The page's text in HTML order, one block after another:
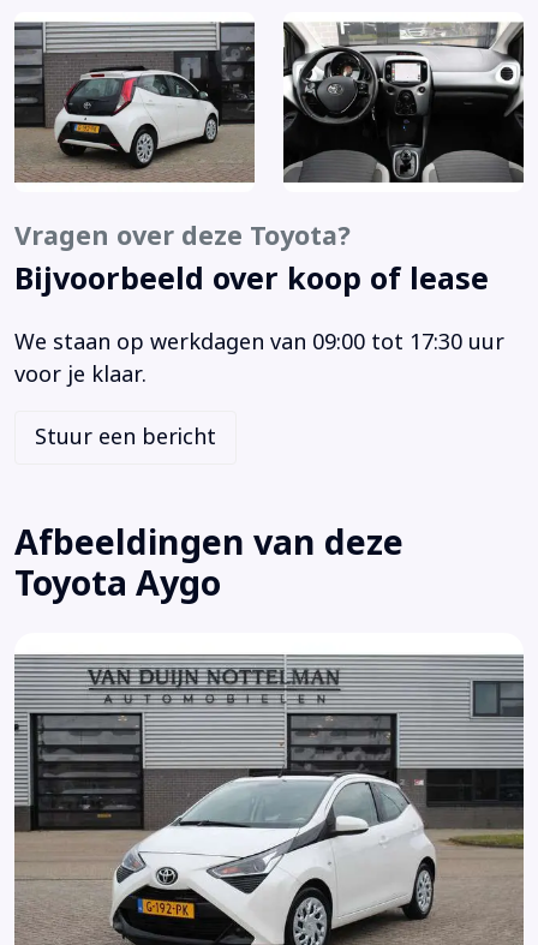
Alarm klasse 1(startblokkering)
Anti Blokkeer Systeem
Anti doorSlip Regeling
Bandenspanningscontrolesysteem
Bestuurdersstoel in hoogte verstelbaar
Bluetooth
Buitenspiegels elektrisch verstel- en verwarmbaar
Buitenspiegels in carrosseriekleur
Elektrische ramen voor
Elektrisch vouwdak
Elektronisch Stabiliteits Programma
LED dagrijverlichting
Multimedia-voorbereiding
Spraakbediening
Stuurbekrachtiging
Stuur en versnellingspook (kunst)leder
Stuur multifunctioneel
Stuur verstelbaar
Uitstelbare zijruiten achter
Vragen over deze Toyota?
Bijvoorbeeld over koop of lease
We staan op werkdagen van 09:00 tot 17:30 uur
voor je klaar.
Stuur een bericht
Afbeeldingen van deze
Toyota Aygo